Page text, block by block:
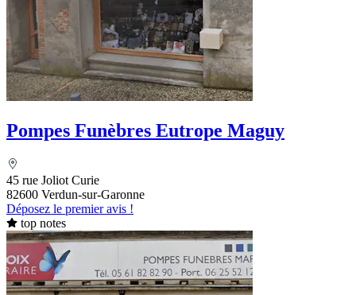
Pompes Funèbres Eutrope Maguy
45 rue Joliot Curie
82600 Verdun-sur-Garonne
Déposez le premier avis !
top notes